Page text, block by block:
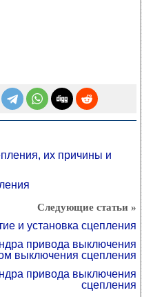
их причины и
Следующие статьи »
и установка сцепления
привода выключения
выключения сцепления
привода выключения
сцепления